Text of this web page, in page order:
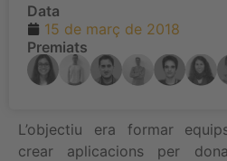
L’objectiu era formar
crear aplicacions per
Data
15 de març de 2018
Premiats